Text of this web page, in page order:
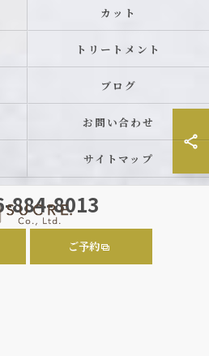
884-8013
ご予約
カット
トリートメント
ブログ
お問い合わせ
サイトマップ